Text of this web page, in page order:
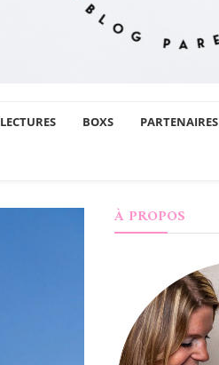
LECTURES BOXS PARTENAIRES
À PROPOS